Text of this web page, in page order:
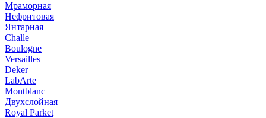
Мраморная
Нефритовая
Янтарная
Challe
Boulogne
Versailles
Deker
LabArte
Montblanc
Двухслойная
Royal Parket